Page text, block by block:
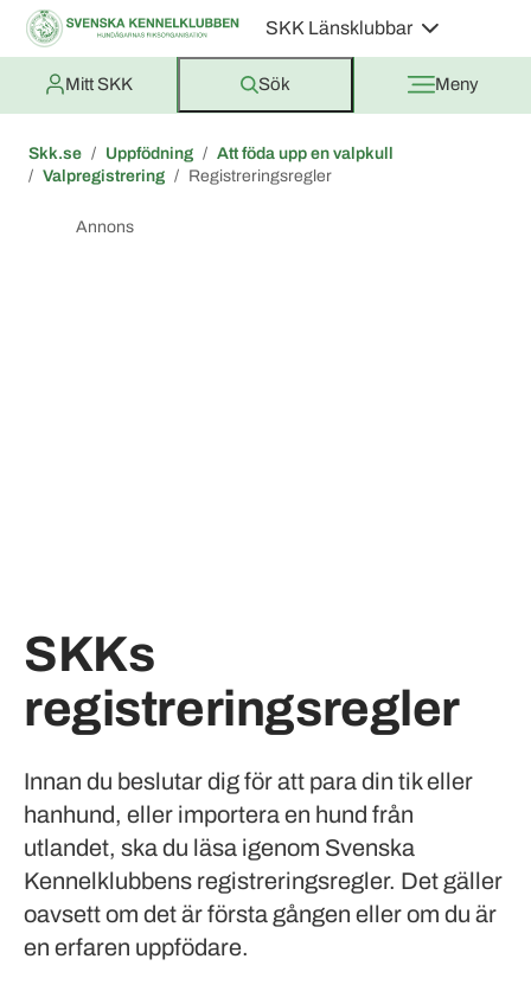
SKK Länsklubbar
Mitt SKK Sök Meny
Skk.se Uppfödning
Att föda upp en valpkull
Valpregistrering
Registreringsregler
Annons
SKKs
registreringsregler
Innan du beslutar dig för att para din tik eller
hanhund, eller importera en hund från
utlandet, ska du läsa igenom Svenska
Kennelklubbens registreringsregler. Det gäller
oavsett om det är första gången eller om du är
en erfaren uppfödare.